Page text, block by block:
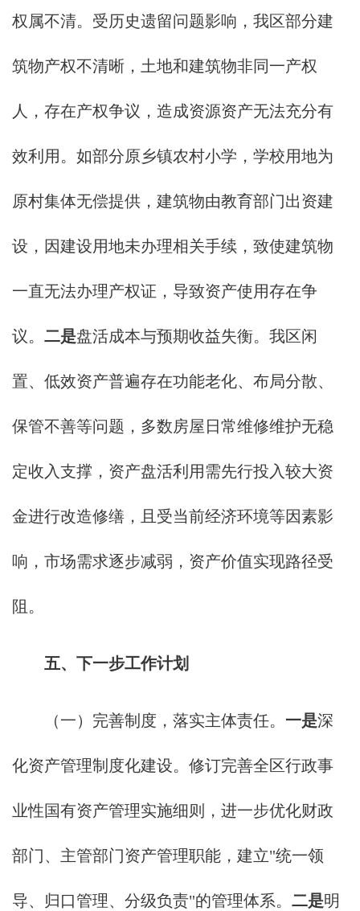
权属不清。受历史遗留问题影响，我区部分建
筑物产权不清晰，土地和建筑物非同一产权
人，存在产权争议，造成资源资产无法充分有
效利用。如部分原乡镇农村小学，学校用地为
原村集体无偿提供，建筑物由教育部门出资建
设，因建设用地未办理相关手续，致使建筑物
一直无法办理产权证，导致资产使用存在争
议。 二是盘活成本与预期收益失衡。我区闲
置、低效资产普遍存在功能老化、布局分散、
保管不善等问题，多数房屋日常维修维护无稳
定收入支撑，资产盘活利用需先行投入较大资
金进行改造修缮，且受当前经济环境等因素影
响，市场需求逐步减弱，资产价值实现路径受
阻。
五、下一步工作计划
（一）完善制度，落实主体责任。 一是深
化资产管理制度化建设。修订完善全区行政事
业性国有资产管理实施细则，进一步优化财政
部门、主管部门资产管理职能，建立"统一领
导、归口管理、分级负责"的管理体系。 二是明